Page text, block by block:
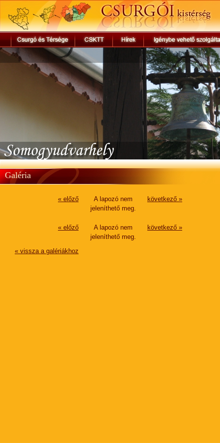
Galéria
« előző
A lapozó nem
jeleníthető meg.
következő »
« előző
A lapozó nem
jeleníthető meg.
következő »
« vissza a galériákhoz